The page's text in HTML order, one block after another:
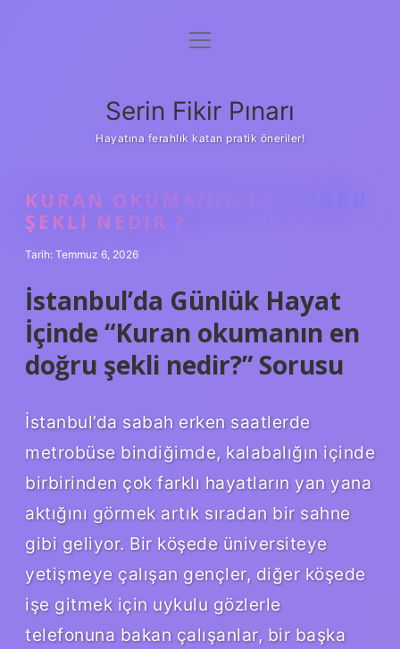
Gizlilik Politikası
Yasal Uyarı
menüyü
Serin Fikir Pınarı
Hayatına ferahlık katan pratik öneriler!
KURAN OKUMANIN EN DOĞRU
ŞEKLI NEDIR ?
Tarih: Temmuz 6, 2026
İstanbul’da Günlük Hayat
İçinde “Kuran okumanın en
doğru şekli nedir?” Sorusu
İstanbul’da sabah erken saatlerde
metrobüse bindiğimde, kalabalığın içinde
birbirinden çok farklı hayatların yan yana
aktığını görmek artık sıradan bir sahne
gibi geliyor. Bir köşede üniversiteye
yetişmeye çalışan gençler, diğer köşede
işe gitmek için uykulu gözlerle
telefonuna bakan çalışanlar, bir başka